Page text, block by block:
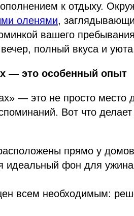
к отдыху.
оленями,
вашего
полный вкуса и
— это особенный опыт
— это не просто место
Вот что делает
прямо у
идеальный фон для
всем необходимым: